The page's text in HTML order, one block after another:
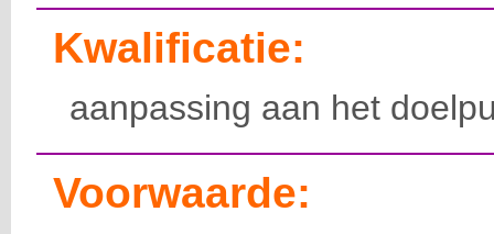
Kwalificatie:
aanpassing aan het
Voorwaarde: